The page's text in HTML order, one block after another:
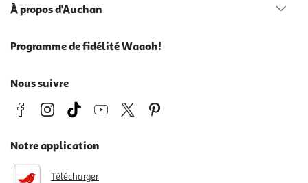
À propos d'Auchan
Programme de fidélité Waaoh!
Nous suivre
Notre application
Télécharger